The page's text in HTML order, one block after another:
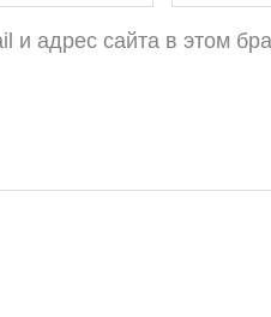
и адрес сайта в этом